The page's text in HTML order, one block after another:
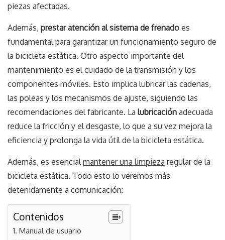
piezas afectadas.
Además, prestar atención al sistema de frenado es
fundamental para garantizar un funcionamiento seguro de
la bicicleta estática. Otro aspecto importante del
mantenimiento es el cuidado de la transmisión y los
componentes móviles. Esto implica lubricar las cadenas,
las poleas y los mecanismos de ajuste, siguiendo las
recomendaciones del fabricante. La lubricación adecuada
reduce la fricción y el desgaste, lo que a su vez mejora la
eficiencia y prolonga la vida útil de la bicicleta estática.
Además, es esencial mantener una limpieza regular de la
bicicleta estática. Todo esto lo veremos más
detenidamente a comunicación:
Contenidos
Manual de usuario